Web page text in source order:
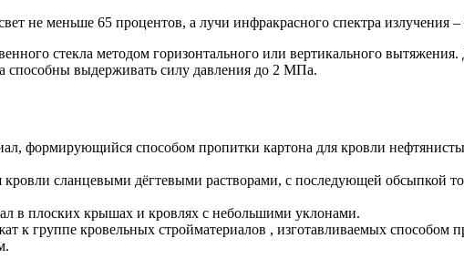
не меньше 65 процентов, а лучи инфракрасного спектра излучения
стекла методом горизонтального или вертикального
способны выдерживать силу давления до 2 МПа.
формирующийся способом пропитки картона для кровли
сланцевыми дёгтевыми растворами, с последующей обсыпкой
в плоских крышах и кровлях с небольшими уклонами.
к группе кровельных стройматериалов , изготавливаемых способом